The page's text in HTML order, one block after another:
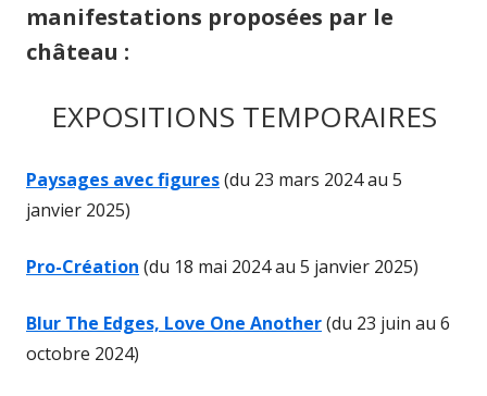
manifestations proposées par le
château :
EXPOSITIONS TEMPORAIRES
Paysages avec figures(du 23 mars 2024 au 5
janvier 2025)
Pro-Création (du 18 mai 2024 au 5 janvier 2025)
Blur The Edges, Love One Another(du 23 juin au 6
octobre 2024)